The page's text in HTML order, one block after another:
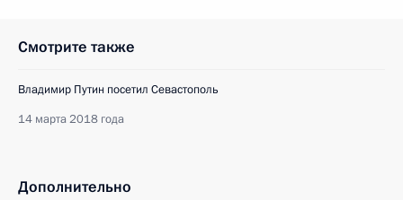
Смотрите также
Владимир Путин посетил Севастополь
14 марта 2018 года
Дополнительно